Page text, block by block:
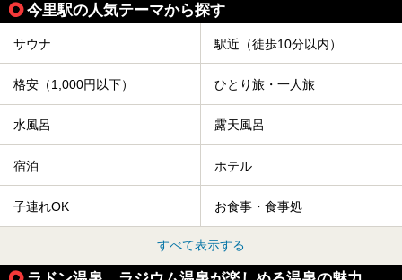
今里駅の人気テーマから探す
サウナ 駅近（徒歩10分以内）
格安（1,000円以下） ひとり旅・一人旅
水風呂 露天風呂
宿泊 ホテル
子連れOK お食事・食事処
すべて表示する